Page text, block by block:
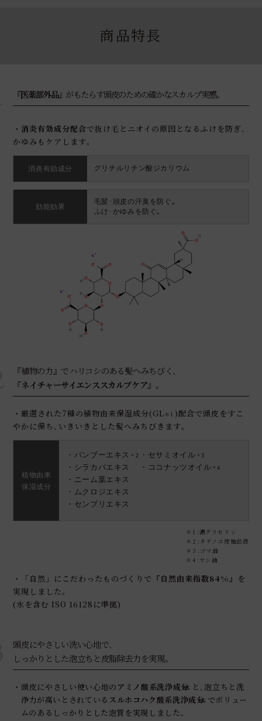
商品特長
『医薬部外品』がもたらす頭皮のための確かなスカルプ実感｡
・ 消炎有効成分配合で抜け毛とニオイの原因となるふけを防ぎ､
かゆみもケアします｡
消炎有効成分 グリチルリチン酸ジカリウム
効能効果
毛髪･頭皮の汗臭を防ぐ｡
ふけ･かゆみを防ぐ｡
『植物の力』でハリコシのある髪へみちびく､
『ネイチャーサイエンススカルプケア』｡
・厳選された7種の植物由来保湿成分(GL ＊1 )配合で頭皮をすこ
やかに保ち､いきいきとした髪へみちびきます｡
植物由来
保湿成分
バンブーエキス ＊2
シラカバエキス
ニーム葉エキス
ムクロジエキス
センブリエキス
セサミオイル ＊3
ココナッツオイル ＊4
＊1 :濃グリセリン
＊2 :タケノコ皮抽出液
＊3 :ゴマ油
＊4 :ヤシ油
・「自然」にこだわったものづくりで『自然由来指数84%』を
実現しました｡
(水を含む ISO 16128に準拠)
頭皮にやさしい洗い心地で､
しっかりとした泡立ちと皮脂除去力を実現｡
・頭皮にやさしい使い心地の アミノ酸系洗浄成分
＊5 と､泡立ちと洗
浄力が高いとされている スルホコハク酸系洗浄成分
＊6 でボリュー
ムのあるしっかりとした泡質を実現しました｡